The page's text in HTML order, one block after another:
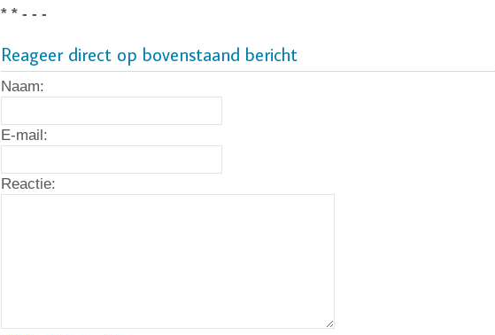
* * - - -
Reageer direct op bovenstaand bericht
Naam:
E-mail:
Reactie: